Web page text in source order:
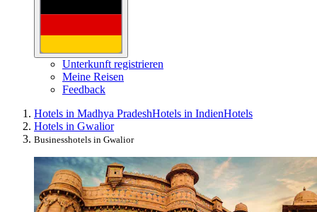
Unterkunft registrieren
Meine Reisen
Feedback
Hotels in Madhya PradeshHotels in IndienHotels
Hotels in Gwalior
Businesshotels in Gwalior